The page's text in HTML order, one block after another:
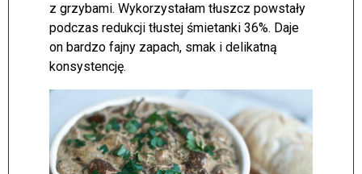
z grzybami. Wykorzystałam tłuszcz powstały
podczas redukcji tłustej śmietanki 36%. Daje
on bardzo fajny zapach, smak i delikatną
konsystencję.